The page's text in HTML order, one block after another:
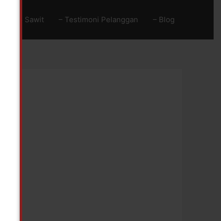
Go Sawit – Testimoni Pelanggan – Blog